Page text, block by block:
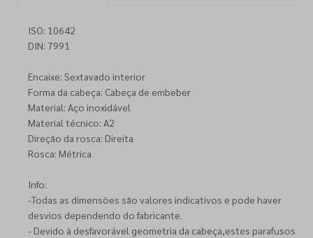
ISO: 10642
DIN: 7991
Encaixe: Sextavado interior
Forma da cabeça: Cabeça de embeber
Material: Aço inoxidável
Material técnico: A2
Direção da rosca: Direita
Rosca: Métrica
Info:
-Todas as dimensões são valores indicativos e pode haver
desvios dependendo do fabricante.
- Devido à desfavorável geometria da cabeça,estes parafusos